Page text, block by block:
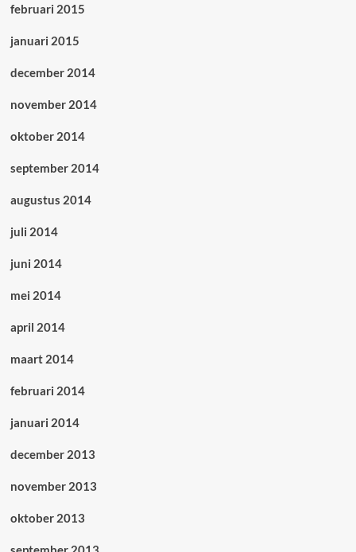
februari 2015
januari 2015
december 2014
november 2014
oktober 2014
september 2014
augustus 2014
juli 2014
juni 2014
mei 2014
april 2014
maart 2014
februari 2014
januari 2014
december 2013
november 2013
oktober 2013